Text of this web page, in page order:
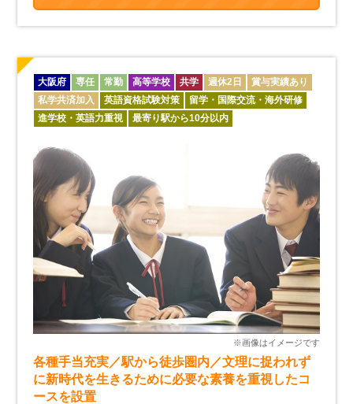
大阪府 専任 常勤 高等学校 共学 週休2日
賞与実績あり
私学共済加入
英語資格試験対策
留学・国際交流・海外研修
進学校・英語力重視
最寄り駅から10分以内
各種手当充実／駅から徒歩圏内／文理に捉われず
に新時代を生きるために必要な素養を重視したコ
ースを設置